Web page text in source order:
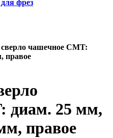
фрез
чашечное CMT:
правое
диам. 25 мм,
правое